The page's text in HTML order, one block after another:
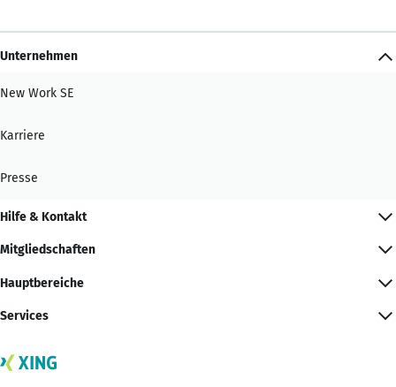
Unternehmen
New Work SE
Karriere
Presse
Hilfe & Kontakt
Mitgliedschaften
Hauptbereiche
Services